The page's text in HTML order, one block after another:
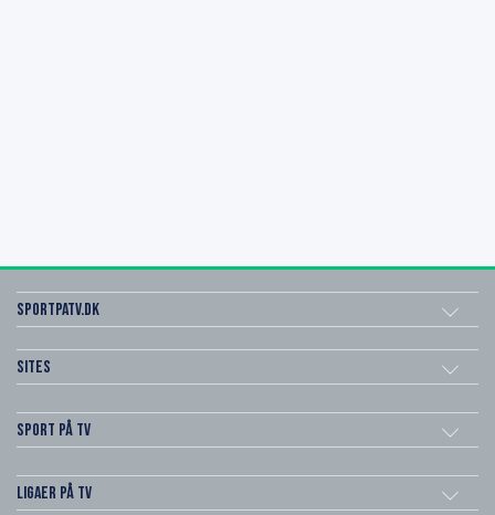
SportPaTV.dk
Sites
Sport på TV
Ligaer på TV